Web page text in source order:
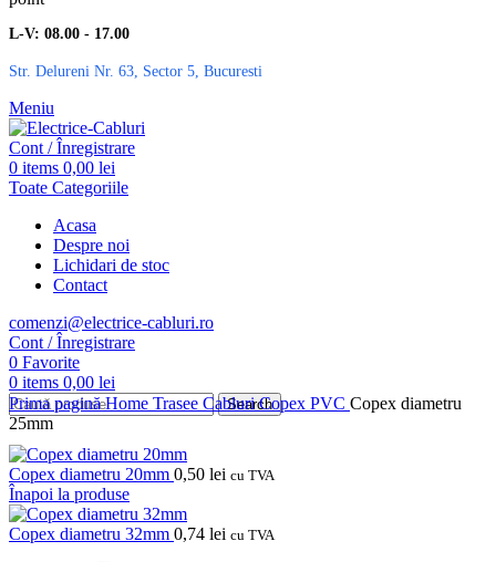
L-V: 08.00 - 17.00
Str. Delureni Nr. 63, Sector 5, Bucuresti
Meniu
Cont / Înregistrare
0 items 0,00 lei
Toate Categoriile
Acasa
Despre noi
Lichidari de stoc
Contact
comenzi@electrice-cabluri.ro
Cont / Înregistrare
0 Favorite
0 items 0,00 lei
Search
Prima paginăHome Trasee CabluriCopex PVC Copex diametru
25mm
Copex diametru 20mm 0,50 lei cu TVA
Înapoi la produse
Copex diametru 32mm 0,74 lei cu TVA